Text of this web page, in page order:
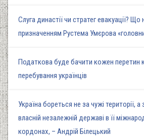
Слуга династії чи стратег евакуації? Що
призначенням Рустема Умєрова
Податкова буде бачити кожен перетин
перебування українців
Україна бореться не за чужі території, а
власній незалежній державі в її
кордонах, – Андрій Білецький